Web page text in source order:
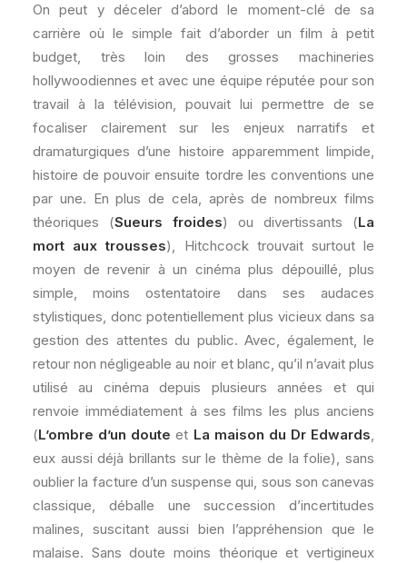
On peut y déceler d’abord le moment-clé de sa
carrière où le simple fait d’aborder un film à petit
budget, très loin des grosses machineries
hollywoodiennes et avec une équipe réputée pour son
travail à la télévision, pouvait lui permettre de se
focaliser clairement sur les enjeux narratifs et
dramaturgiques d’une histoire apparemment limpide,
histoire de pouvoir ensuite tordre les conventions une
par une. En plus de cela, après de nombreux films
théoriques (Sueurs froides) ou divertissants (La
mort aux trousses), Hitchcock trouvait surtout le
moyen de revenir à un cinéma plus dépouillé, plus
simple, moins ostentatoire dans ses audaces
stylistiques, donc potentiellement plus vicieux dans sa
gestion des attentes du public. Avec, également, le
retour non négligeable au noir et blanc, qu’il n’avait plus
utilisé au cinéma depuis plusieurs années et qui
renvoie immédiatement à ses films les plus anciens
(L’ombre d’un doute et La maison du Dr Edwards,
eux aussi déjà brillants sur le thème de la folie), sans
oublier la facture d’un suspense qui, sous son canevas
classique, déballe une succession d’incertitudes
malines, suscitant aussi bien l’appréhension que le
malaise. Sans doute moins théorique et vertigineux